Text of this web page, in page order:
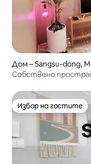
Дом – Sangsu-dong,
Собствено
43-инчов смарт
Избор на гостите
Избор на гостите